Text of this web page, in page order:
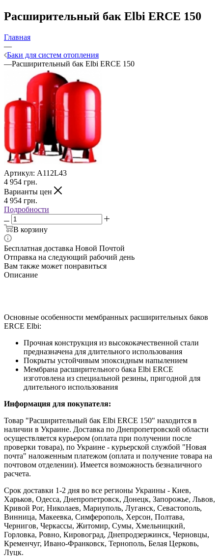
Расширительный бак Elbi ERCE 150
Главная
—
Баки для систем отопления
—Расширительный бак Elbi ERCE 150
Артикул: A112L43
4 954 грн.
Варианты цен
4 954 грн.
Подробности
В корзину
Бесплатная доставка Новой Почтой
Отправка на следующий рабочий день
Вам также может понравиться
Описание
Основные особенности мембранных расширительных баков
ERCE Elbi:
Прочная конструкция из высококачественной стали
предназначена для длительного использования
Покрыты устойчивым эпоксидным напылением
Мембрана расширительного бака Elbi ERCE
изготовлена из специальной резины, пригодной для
длительного использования
Информация для покупателя:
Товар "Расширительный бак Elbi ERCE 150" находится в
наличии в Украине. Доставка по Днепропетровской области
осуществляется курьером (оплата при получении после
проверки товара), по Украине - курьерской службой "Новая
почта" наложенным платежом (оплата и получение товара на
почтовом отделении). Имеется возможность безналичного
расчета.
Срок доставки 1-2 дня во все регионы Украины - Киев,
Харьков, Одесса, Днепропетровск, Донецк, Запорожье, Львов,
Кривой Рог, Николаев, Мариуполь, Луганск, Севастополь,
Винница, Макеевка, Симферополь, Херсон, Полтава,
Чернигов, Черкассы, Житомир, Сумы, Хмельницкий,
Горловка, Ровно, Кировоград, Днепродзержинск, Черновцы,
Кременчуг, Ивано-Франковск, Тернополь, Белая Церковь,
Луцк.